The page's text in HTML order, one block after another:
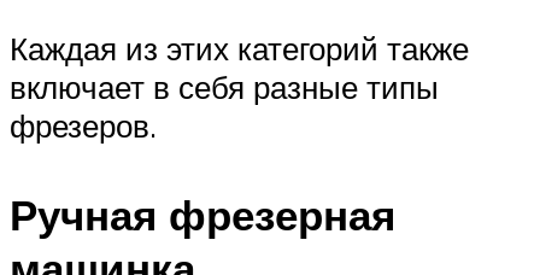
Каждая из этих категорий также
включает в себя разные типы
фрезеров.
Ручная фрезерная